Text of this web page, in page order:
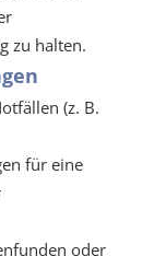
zu halten.
(z. B.
für eine
oder